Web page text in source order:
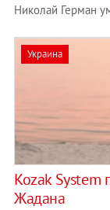
Николай Герман
Украина
Kozak System
Жадана